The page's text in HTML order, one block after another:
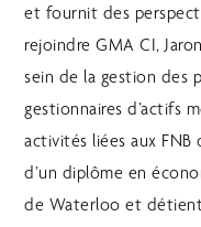
et fournit des
rejoindre GMA CI,
sein de la gestion des
gestionnaires d’actifs
activités liées aux FNB
d’un diplôme en
de Waterloo et